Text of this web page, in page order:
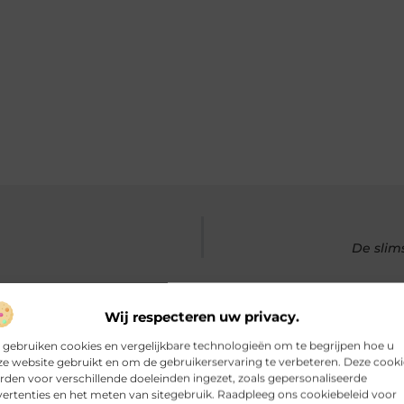
Wij respecteren uw privacy.
gebruiken cookies en vergelijkbare technologieën om te begrijpen hoe u
website gebruikt en om de gebruikerservaring te verbeteren. Deze
voor verschillende doeleinden ingezet, zoals gepersonaliseerde
en het meten van sitegebruik. Raadpleeg ons cookiebeleid voor
De